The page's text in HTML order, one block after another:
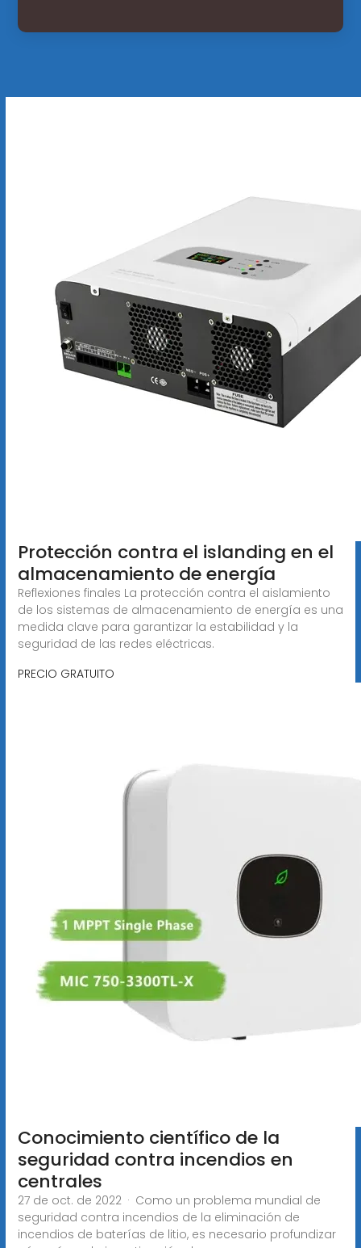
Protección contra el islanding en el
almacenamiento de energía
Reflexiones finales La protección contra el aislamiento
de los sistemas de almacenamiento de energía es una
medida clave para garantizar la estabilidad y la
seguridad de las redes eléctricas.
PRECIO GRATUITO
Conocimiento científico de la
seguridad contra incendios en
centrales
27 de oct. de 2022 · Como un problema mundial de
seguridad contra incendios de la eliminación de
incendios de baterías de litio, es necesario profundizar